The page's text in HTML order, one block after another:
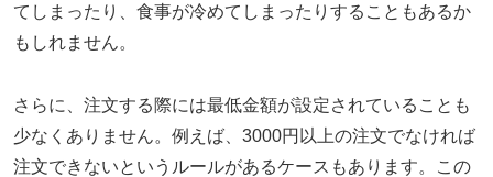
てしまったり、食事が冷めてしまったりすることもあるか
もしれません。
さらに、注文する際には最低金額が設定されていることも
少なくありません。例えば、3000円以上の注文でなければ
注文できないというルールがあるケースもあります。この